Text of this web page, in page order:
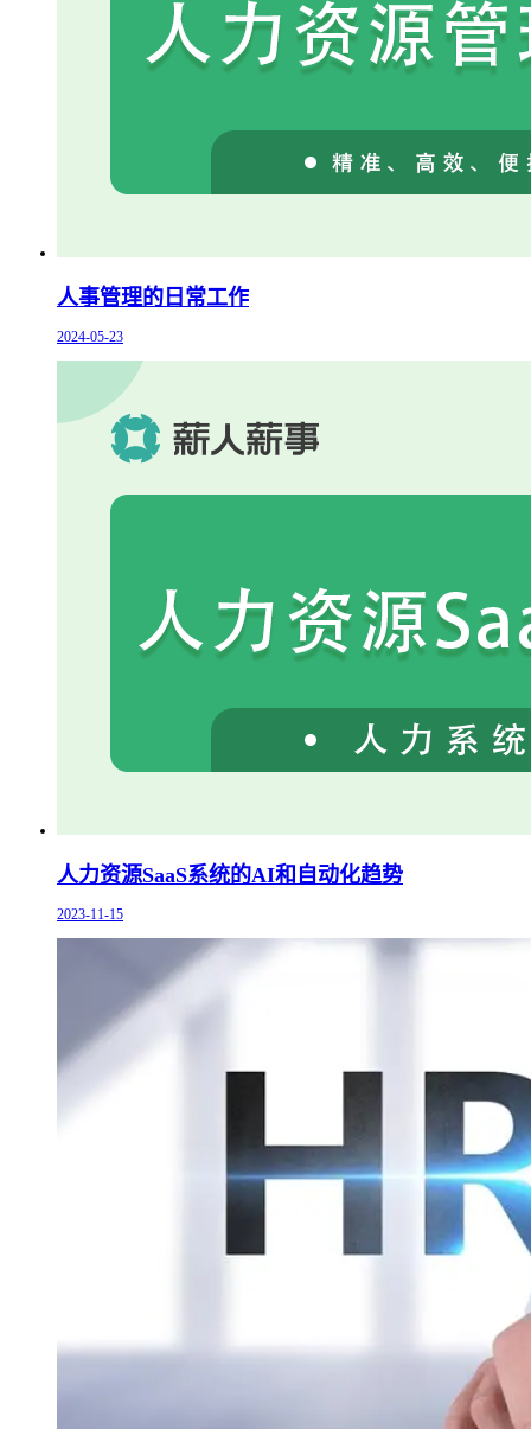
人事管理的日常工作
2024-05-23
人力资源SaaS系统的AI和自动化趋势
2023-11-15